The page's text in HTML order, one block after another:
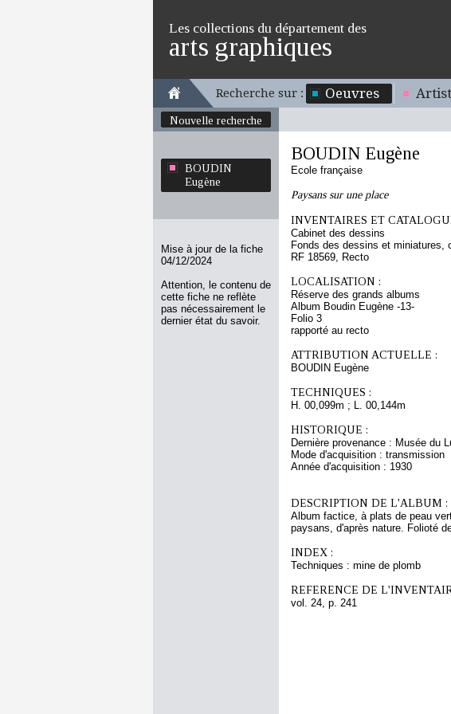
Les collections du département des
arts graphiques
Recherche sur : Oeuvres
Nouvelle recherche
BOUDIN
Eugène
Mise à jour de la fiche
04/12/2024
Attention, le contenu de
cette fiche ne reflète
pas nécessairement le
dernier état du savoir.
BOUDIN Eugène
Ecole française
Paysans sur une place
INVENTAIRES ET
Cabinet des dessins
Fonds des dessins et miniatures,
RF 18569, Recto
LOCALISATION :
Réserve des grands albums
Album Boudin Eugène -13-
Folio 3
rapporté au recto
ATTRIBUTION ACTUELLE :
BOUDIN Eugène
TECHNIQUES :
H. 00,099m ; L. 00,144m
HISTORIQUE :
Dernière provenance : Musée du
Mode d'acquisition : transmission
Année d'acquisition : 1930
DESCRIPTION DE L'ALBUM :
Album factice, à plats de peau
paysans, d'après nature. Folioté
INDEX :
Techniques : mine de plomb
REFERENCE DE
vol. 24, p. 241